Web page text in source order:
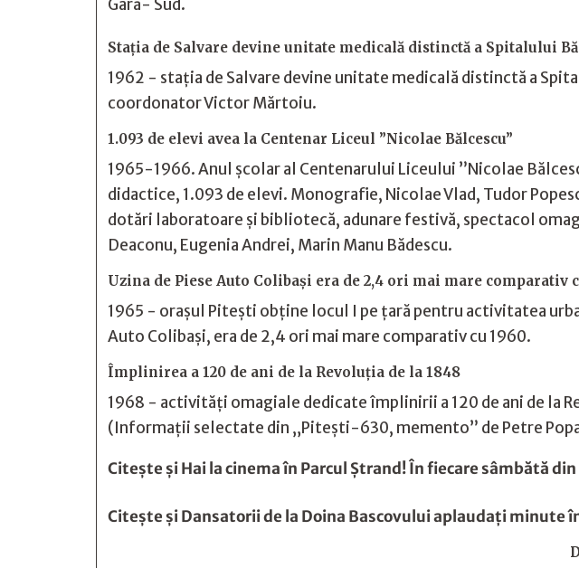
Gară- Sud.
Stația de Salvare devine unitate medicală distinctă a Spitalului
1962 - stația de Salvare devine unitate medicală distinctă a
coordonator Victor Mărtoiu.
1.093 de elevi avea la Centenar Liceul ”Nicolae Bălcescu”
1965-1966. Anul școlar al Centenarului Liceului ”Nicolae
didactice, 1.093 de elevi. Monografie, Nicolae Vlad, Tudor
dotări laboratoare și bibliotecă, adunare festivă, spectacol
Deaconu, Eugenia Andrei, Marin Manu Bădescu.
Uzina de Piese Auto Colibași era de 2,4 ori mai mare comparativ
1965 - orașul Pitești obține locul I pe țară pentru activitatea
Auto Colibași, era de 2,4 ori mai mare comparativ cu 1960.
Împlinirea a 120 de ani de la Revoluția de la 1848
1968 - activități omagiale dedicate împlinirii a 120 de ani de la
(Informaţii selectate din „Piteşti-630, memento” de Petre
Citește șiHai la cinema în Parcul Ștrand! În fiecare sâmbătă
Citește șiDansatorii de la Doina Bascovului aplaudați minute